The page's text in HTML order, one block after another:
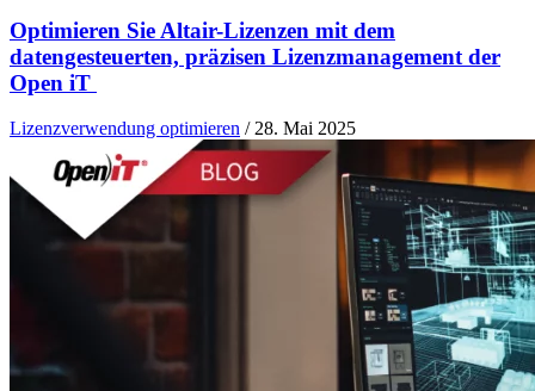
Optimieren Sie Altair-Lizenzen mit dem
datengesteuerten, präzisen Lizenzmanagement der
Open iT
Lizenzverwendung optimieren / 28. Mai 2025